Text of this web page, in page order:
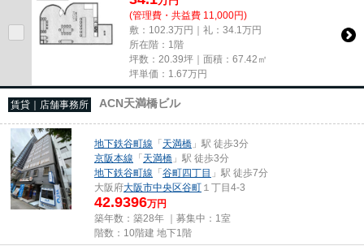
(管理費・共益費 11,000円)
敷：102.3万円｜礼：34.1万円
所在階：1階
坪数：20.39坪｜面積：67.42㎡
坪単価： 1.67万円
賃貸｜店舗事務所 ACN天満橋ビル
地下鉄谷町線 「天満橋 」駅 徒歩3分
京阪本線 「天満橋 」駅 徒歩3分
地下鉄谷町線 「谷町四丁目 」駅 徒歩7分
大阪府大阪市中央区谷町 １丁目4-3
42.9396万円
築年数：築28年 ｜募集中： 1室
階数：10階建 地下1階